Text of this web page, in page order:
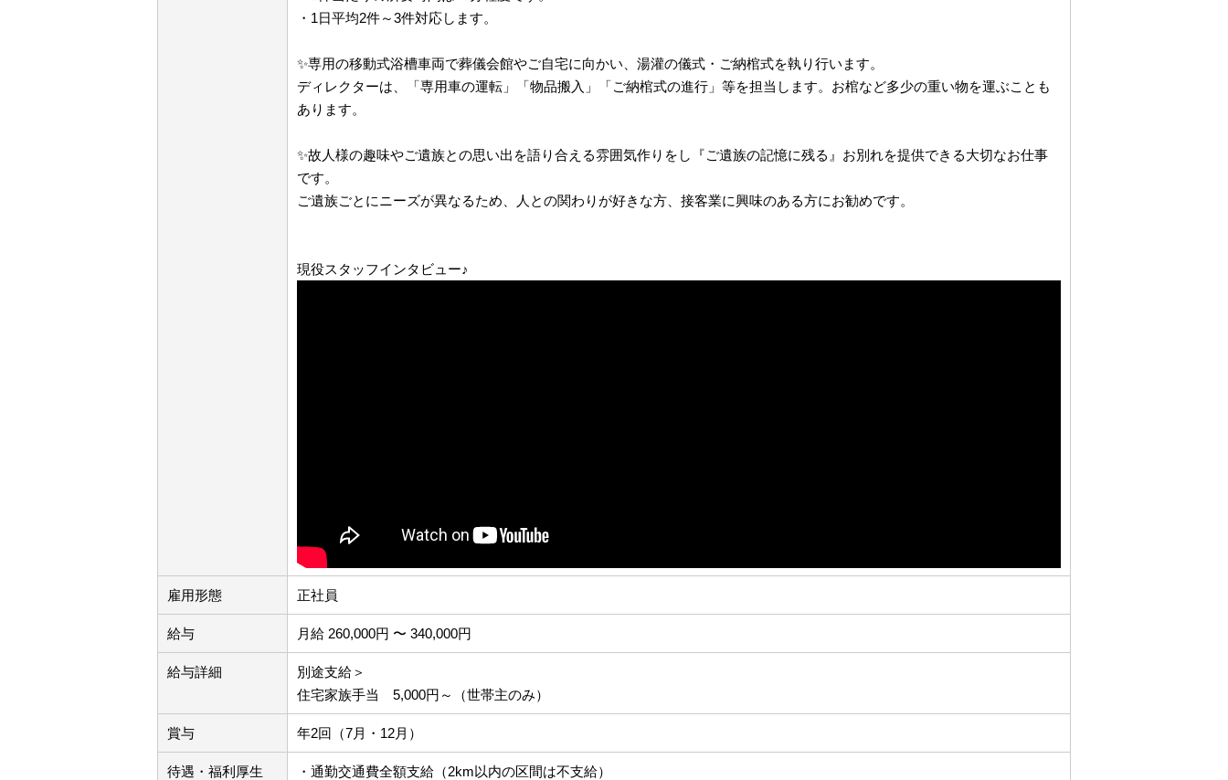
・1日平均2件～3件対応します。
✨専用の移動式浴槽車両で葬儀会館やご自宅に向かい、湯灌の儀式・ご納棺式を執り行います。
ディレクターは、「専用車の運転」「物品搬入」「ご納棺式の進行」等を担当します。お棺など多少の重い物を運ぶことも
あります。
✨故人様の趣味やご遺族との思い出を語り合える雰囲気作りをし『ご遺族の記憶に残る』お別れを提供できる大切なお仕事
です。
ご遺族ごとにニーズが異なるため、人との関わりが好きな方、接客業に興味のある方にお勧めです。
現役スタッフインタビュー♪
雇用形態 正社員
給与 月給 260,000円 〜 340,000円
給与詳細
別途支給＞
住宅家族手当 5,000円～（世帯主のみ）
賞与 年2回（7月・12月）
待遇・福利厚生
・通勤交通費全額支給（2km以内の区間は不支給）